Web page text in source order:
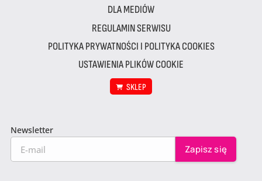
DLA MEDIÓW
REGULAMIN SERWISU
POLITYKA PRYWATNOŚCI I POLITYKA COOKIES
USTAWIENIA PLIKÓW COOKIE
SKLEP
Newsletter